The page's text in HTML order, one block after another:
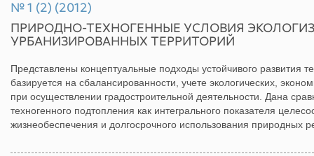
№ 1 (2) (2012)
ПРИРОДНО-ТЕХНОГЕННЫЕ УСЛОВИЯ
УРБАНИЗИРОВАННЫХ ТЕРРИТОРИЙ
Представлены концептуальные подходы устойчивого развития
базируется на сбалансированности, учете экологических,
при осуществлении градостроительной деятельности. Дана
техногенного подтопления как интегрального показателя
жизнеобеспечения и долгосрочного использования природных